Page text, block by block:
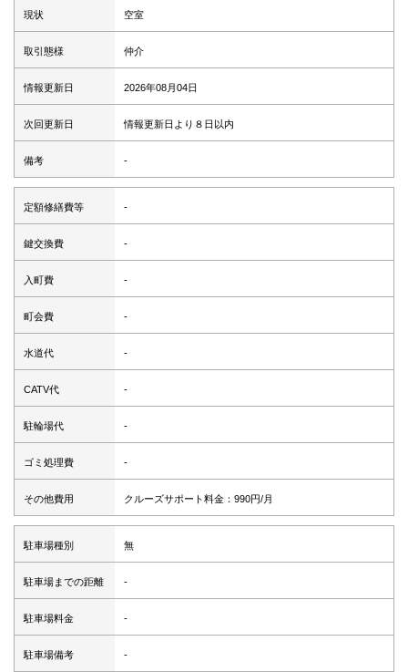
現状 空室
取引態様 仲介
情報更新日 2026年08月04日
次回更新日 情報更新日より８日以内
備考 -
定額修繕費等 -
鍵交換費 -
入町費 -
町会費 -
水道代 -
CATV代 -
駐輪場代 -
ゴミ処理費 -
その他費用 クルーズサポート料金：990円/月
駐車場種別 無
駐車場までの距離 -
駐車場料金 -
駐車場備考 -